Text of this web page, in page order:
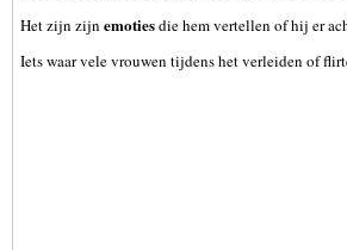
Het zijn zijn emotiesdie hem vertellen of hij er
Iets waar vele vrouwen tijdens het verleiden of